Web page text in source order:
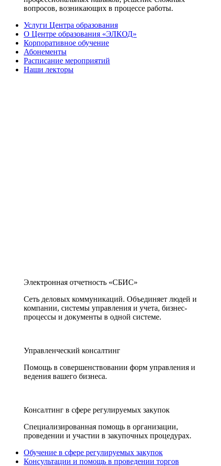
вопросов, возникающих в процессе работы.
Услуги Центра образования
О Центре образования «ЭЛКОД»
Корпоративное обучение
Абонементы
Расписание мероприятий
Наши лекторы
Электронная отчетность «СБИС»
Сеть деловых коммуникаций. Объединяет людей и
компании, системы управления и учета, бизнес-
процессы и документы в одной системе.
Управленческий консалтинг
Помощь в совершенствовании форм управления и
ведения вашего бизнеса.
Консалтинг в сфере регулируемых закупок
Специализированная помощь в организации,
проведении и участии в закупочных процедурах.
Обучение в сфере регулируемых закупок
Консультации и помощь в проведении торгов